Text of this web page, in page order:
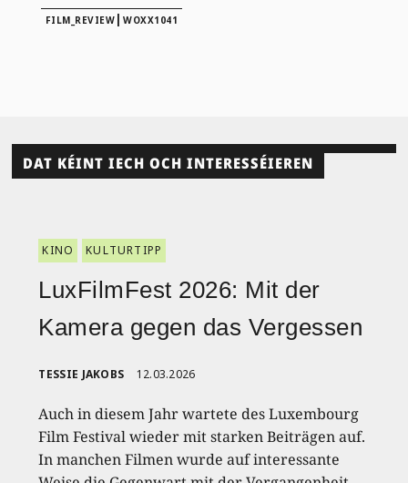
FILM_REVIEW |WOXX1041
DAT KÉINT IECH OCH INTERESSÉIEREN
KINO KULTURTIPP
LuxFilmFest 2026: Mit der
Kamera gegen das Vergessen
TESSIE JAKOBS 12.03.2026
Auch in diesem Jahr wartete des Luxembourg
Film Festival wieder mit starken Beiträgen auf.
In manchen Filmen wurde auf interessante